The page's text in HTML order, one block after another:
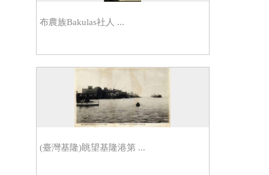
布農族Bakulas社人 ...
(臺灣基隆)眺望基隆港第 ...